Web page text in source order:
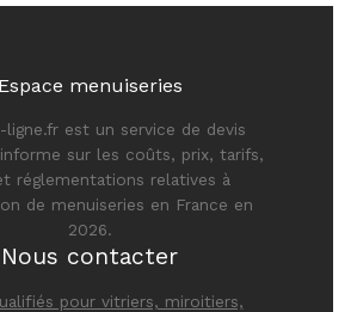
Espace menuiseries
ligne.fr est un service de devis
sur les coûts, prix, tarifs,
réglementations relatives à
de menuiseries en France en
2026.
Nous contacter
pour vitriers, miroitiers,